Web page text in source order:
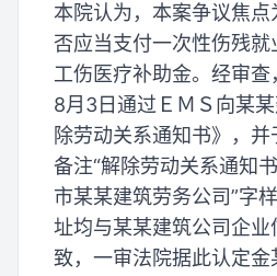
本院认为，本案争议焦
否应当支付一次性伤残
工伤医疗补助金。经审
8月3日通过ＥＭＳ向某
除劳动关系通知书》，
备注“解除劳动关系通知
市某某建筑劳务公司”字
址均与某某建筑公司企
致，一审法院据此认定